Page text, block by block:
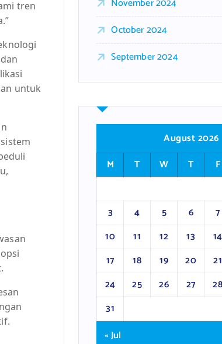
tren
untuk
November 2024
October 2024
September 2024
August 2026
M
T W T F
3
4 5 6 7
10
11 12 13 14
17
18 19 20 21
24
25 26 27 28
31
« Jul